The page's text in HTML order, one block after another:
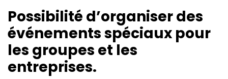
Possibilité d’organiser des
événements spéciaux pour
les groupes et les
entreprises.